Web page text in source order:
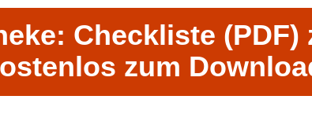
Checkliste (PDF)
zum